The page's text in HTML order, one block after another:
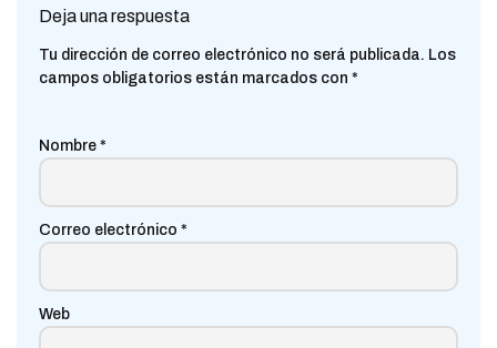
Deja una respuesta
Tu dirección de correo electrónico no será publicada. Los
campos obligatorios están marcados con *
Nombre *
Correo electrónico *
Web